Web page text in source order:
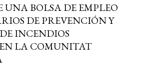
UNA BOLSA DE EMPLEO
DE PREVENCIÓN Y
INCENDIOS
EN LA COMUNITAT